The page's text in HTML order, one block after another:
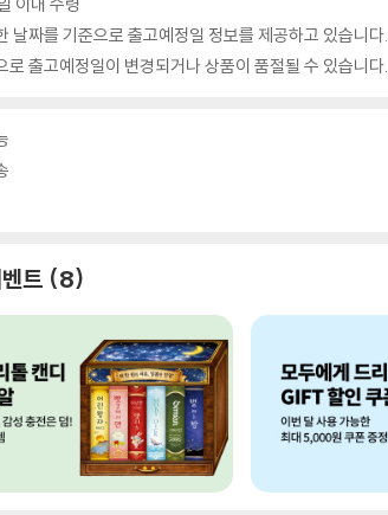
날짜를 기준으로 출고예정일 정보를 제공하고 있습니다.
로 출고예정일이 변경되거나 상품이 품절될 수 있습니다.
트 8